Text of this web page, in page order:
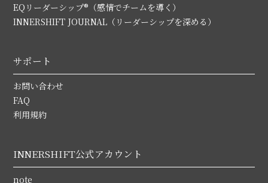
EQリーダーシップ®（感情でチームを導く）
INNERSHIFT JOURNAL（リーダーシップを深める）
サポート
お問い合わせ
FAQ
利用規約
INNERSHIFT公式アカウント
note